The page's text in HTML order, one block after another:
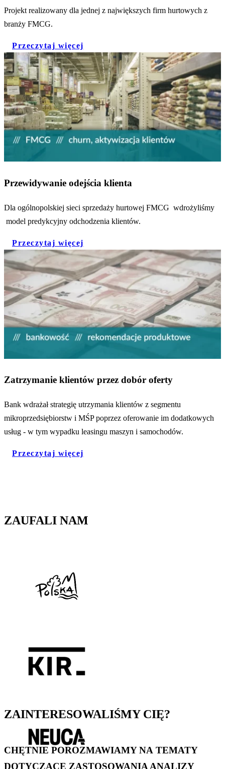
Projekt realizowany dla jednej z największych firm hurtowych z
branży FMCG.
Przeczytaj więcej
Przewidywanie odejścia klienta
Dla ogólnopolskiej sieci sprzedaży hurtowej FMCG wdrożyliśmy
model predykcyjny odchodzenia klientów.
Przeczytaj więcej
Zatrzymanie klientów przez dobór oferty
Bank wdrażał strategię utrzymania klientów z segmentu
mikroprzedsiębiorstw i MŚP poprzez oferowanie im dodatkowych
usług - w tym wypadku leasingu maszyn i samochodów.
Przeczytaj więcej
ZAUFALI NAM
ZAINTERESOWALIŚMY CIĘ?
CHĘTNIE POROZMAWIAMY NA TEMATY
DOTYCZĄCE ZASTOSOWANIA ANALIZY